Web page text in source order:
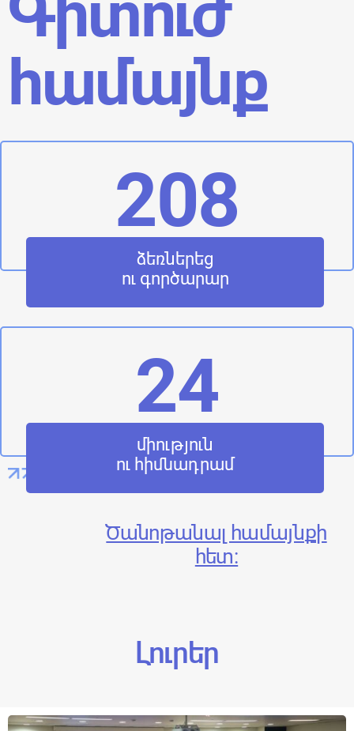
համայնք
208
ձեռներեց
ու գործարար
24
միություն
ու հիմնադրամ
Ծանոթանալ համայնքի
հետ:
Լուրեր